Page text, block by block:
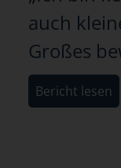
auch
Großes
Bericht lesen